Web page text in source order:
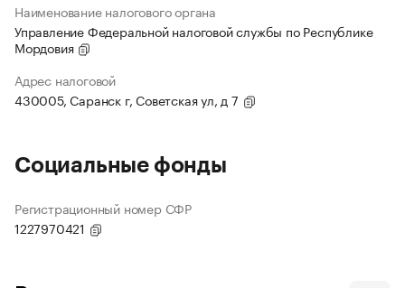
Наименование налогового органа
Управление Федеральной налоговой службы по Республике
Мордовия
Адрес налоговой
430005, Саранск г, Советская ул, д 7
Социальные фонды
Регистрационный номер СФР
1227970421